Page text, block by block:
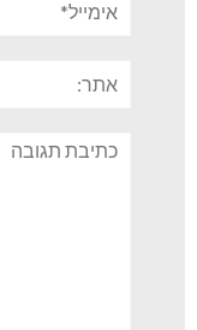
תגובה